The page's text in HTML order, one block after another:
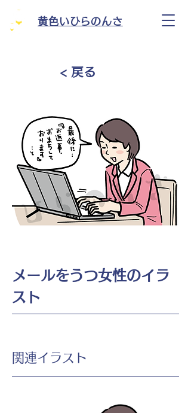
黄色いひらのんさ
< 戻る
メールをうつ女性のイラ
スト
​関連イラスト